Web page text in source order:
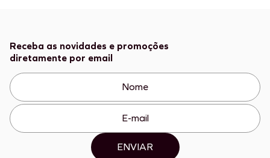
Receba as novidades e promoções
diretamente por email
ENVIAR